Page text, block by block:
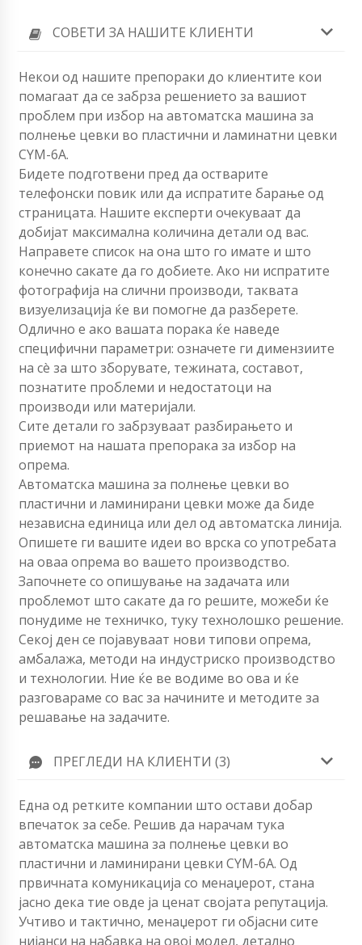
СОВЕТИ ЗА НАШИТЕ КЛИЕНТИ
Некои од нашите препораки до клиентите кои
помагаат да се забрза решението за вашиот
проблем при избор на автоматска машина за
полнење цевки во пластични и ламинатни цевки
CYM-6A.
Бидете подготвени пред да остварите
телефонски повик или да испратите барање од
страницата. Нашите експерти очекуваат да
добијат максимална количина детали од вас.
Направете список на она што го имате и што
конечно сакате да го добиете. Ако ни испратите
фотографија на слични производи, таквата
визуелизација ќе ви помогне да разберете.
Одлично е ако вашата порака ќе наведе
специфични параметри: означете ги димензиите
на сè за што зборувате, тежината, составот,
познатите проблеми и недостатоци на
производи или материјали.
Сите детали го забрзуваат разбирањето и
приемот на нашата препорака за избор на
опрема.
Автоматска машина за полнење цевки во
пластични и ламинирани цевки може да биде
независна единица или дел од автоматска линија.
Опишете ги вашите идеи во врска со употребата
на оваа опрема во вашето производство.
Започнете со опишување на задачата или
проблемот што сакате да го решите, можеби ќе
понудиме не техничко, туку технолошко решение.
Секој ден се појавуваат нови типови опрема,
амбалажа, методи на индустриско производство
и технологии. Ние ќе ве водиме во ова и ќе
разговараме со вас за начините и методите за
решавање на задачите.
ПРЕГЛЕДИ НА КЛИЕНТИ (3)
Една од ретките компании што остави добар
впечаток за себе. Решив да нарачам тука
автоматска машина за полнење цевки во
пластични и ламинирани цевки CYM-6A. Од
првичната комуникација со менаџерот, стана
јасно дека тие овде ја ценат својата репутација.
Учтиво и тактично, менаџерот ги објасни сите
нијанси на набавка на овој модел, детално